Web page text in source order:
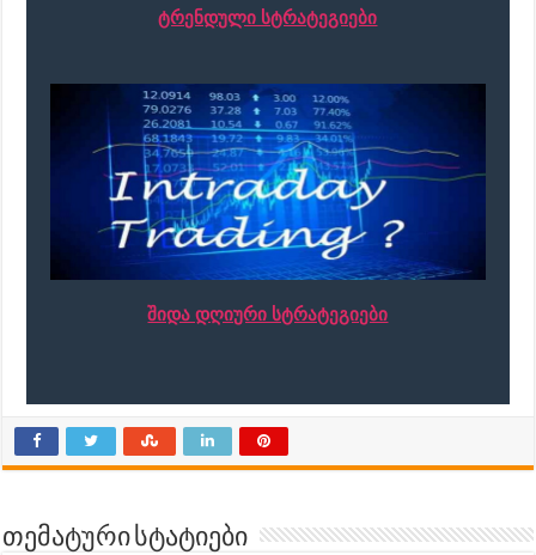
ტრენდული სტრატეგიები
შიდა დღიური სტრატეგიები
თემატური სტატიები